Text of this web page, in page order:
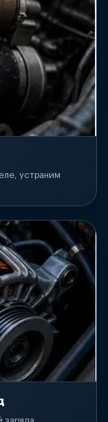
устраним